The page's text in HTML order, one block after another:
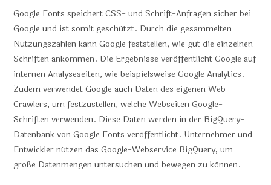
Google Fonts speichert CSS- und Schrift-Anfragen sicher bei
Google und ist somit geschützt. Durch die gesammelten
Nutzungszahlen kann Google feststellen, wie gut die einzelnen
Schriften ankommen. Die Ergebnisse veröffentlicht Google auf
internen Analyseseiten, wie beispielsweise Google Analytics.
Zudem verwendet Google auch Daten des eigenen Web-
Crawlers, um festzustellen, welche Webseiten Google-
Schriften verwenden. Diese Daten werden in der BigQuery-
Datenbank von Google Fonts veröffentlicht. Unternehmer und
Entwickler nützen das Google-Webservice BigQuery, um
große Datenmengen untersuchen und bewegen zu können.